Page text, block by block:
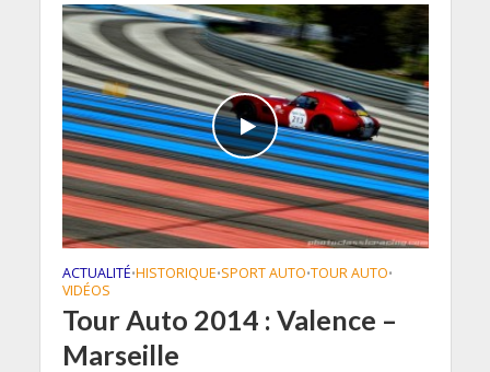
ACTUALITÉ•HISTORIQUE•SPORT AUTO•TOUR AUTO•
VIDÉOS
Tour Auto 2014 : Valence –
Marseille